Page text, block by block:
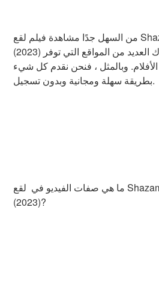
من السهل جدًا مشاهدة فيلم لقع Shazam! Fury of the Gods
(2023) في هذا الوقت ، فهناك العديد من المواقع التي توفر
وبالمثل ، فنحن نقدم كل شيء
بطريقة سهلة ومجانية وبدون تسجيل.
ما هي صفات الفيديو في لقع Shazam! Fury of the Gods
(2023)?